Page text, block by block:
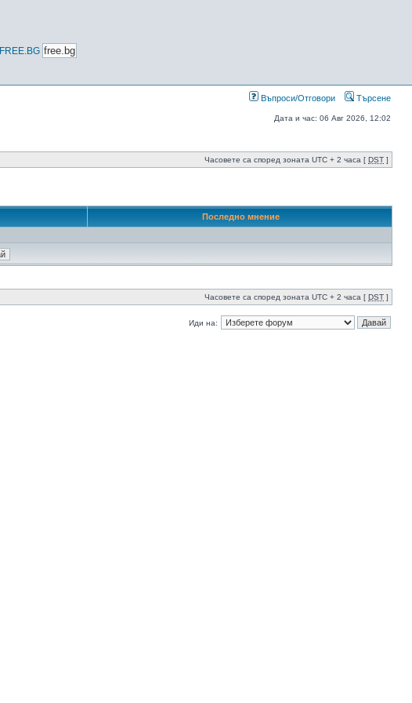
FREE.BG
Въпроси/Отговори Търсене
Дата и час: 06 Авг 2026, 12:02
Часовете са според зоната UTC + 2 часа [ DST ]
Последно мнение
Часовете са според зоната UTC + 2 часа [ DST ]
Иди на: